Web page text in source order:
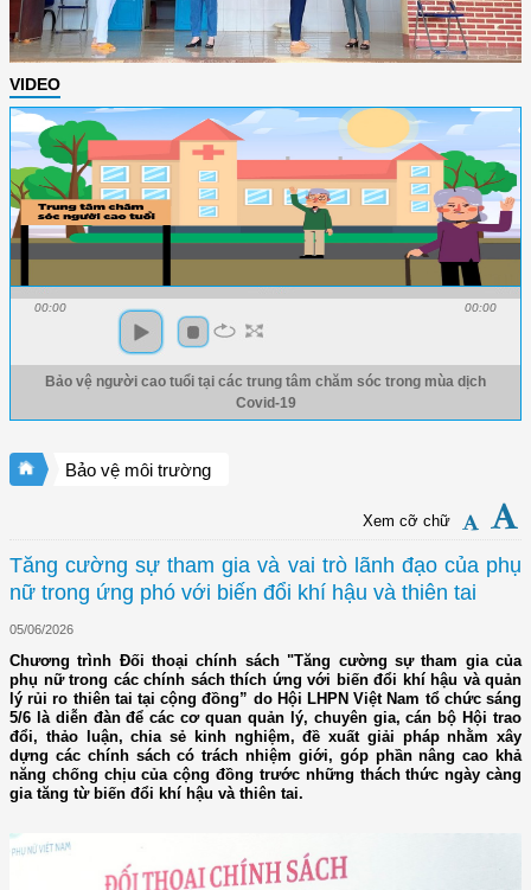
VIDEO
00:00 00:00
Bảo vệ người cao tuổi tại các trung tâm chăm sóc trong mùa dịch
Covid-19
Bảo vệ môi trường
Xem cỡ chữ
Tăng cường sự tham gia và vai trò lãnh đạo của phụ
nữ trong ứng phó với biến đổi khí hậu và thiên tai
05/06/2026
Chương trình Đối thoại chính sách "Tăng cường sự tham gia của
phụ nữ trong các chính sách thích ứng với biến đổi khí hậu và quản
lý rủi ro thiên tai tại cộng đồng” do Hội LHPN Việt Nam tổ chức sáng
5/6 là diễn đàn để các cơ quan quản lý, chuyên gia, cán bộ Hội trao
đổi, thảo luận, chia sẻ kinh nghiệm, đề xuất giải pháp nhằm xây
dựng các chính sách có trách nhiệm giới, góp phần nâng cao khả
năng chống chịu của cộng đồng trước những thách thức ngày càng
gia tăng từ biến đổi khí hậu và thiên tai.